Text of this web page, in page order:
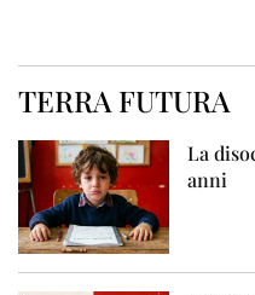
TERRA FUTURA
La
anni